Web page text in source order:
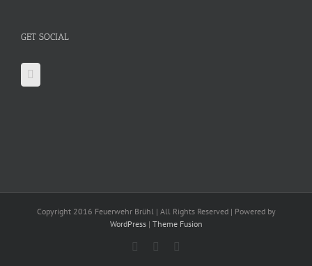
GET SOCIAL
Copyright 2016 Feuerwehr Brühl | All Rights Reserved | Powered by
WordPress| Theme Fusion
Facebook